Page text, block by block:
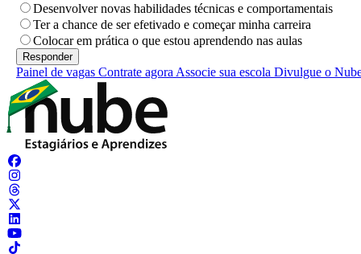
Desenvolver novas habilidades técnicas e comportamentais
Ter a chance de ser efetivado e começar minha carreira
Colocar em prática o que estou aprendendo nas aulas
Painel de vagas Contrate agora Associe sua escola Divulgue o